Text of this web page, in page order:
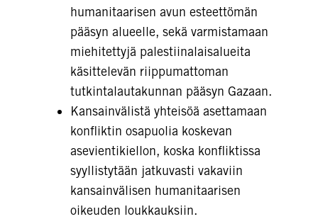
humanitaarisen avun esteettömän
pääsyn alueelle, sekä varmistamaan
miehitettyjä palestiinalaisalueita
käsittelevän riippumattoman
tutkintalautakunnan pääsyn Gazaan.
Kansainvälistä yhteisöä asettamaan
konfliktin osapuolia koskevan
asevientikiellon, koska konfliktissa
syyllistytään jatkuvasti vakaviin
kansainvälisen humanitaarisen
oikeuden loukkauksiin.